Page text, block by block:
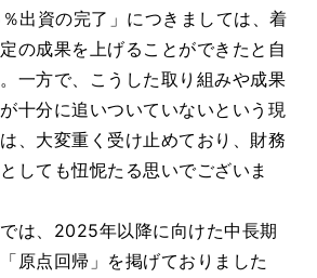
出資の完了」につきましては、着
の成果を上げることができたと自
一方で、こうした取り組みや成果
十分に追いついていないという現
、大変重く受け止めており、財務
しても忸怩たる思いでございま
は、2025年以降に向けた中長期
原点回帰」を掲げておりました